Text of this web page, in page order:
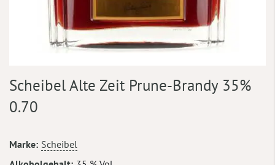
Anfang
der
Bildergalerie
Scheibel Alte Zeit Prune-Brandy 35%
0.70
Mehr
Informationen
Marke Scheibel